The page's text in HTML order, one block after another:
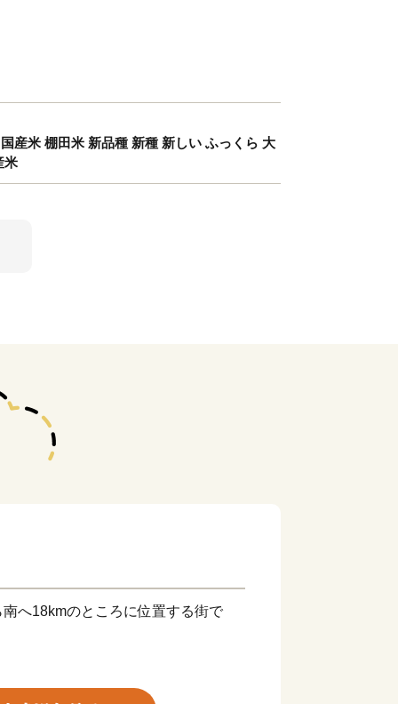
産米 棚田米 新品種 新種 新しい ふっくら 大
米
へ18kmのところに位置する街で
々は必ず岩沼を通る」とも言われ、